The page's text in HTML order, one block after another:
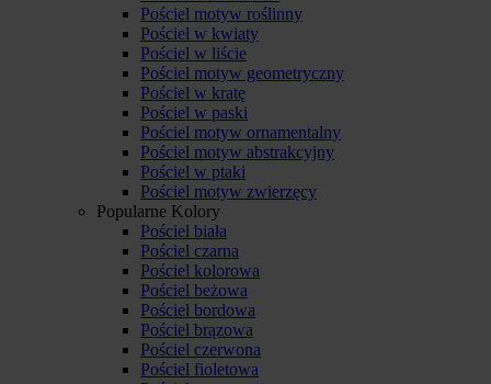
Pościel motyw roślinny
Pościel w kwiaty
Pościel w liście
Pościel motyw geometryczny
Pościel w kratę
Pościel w paski
Pościel motyw ornamentalny
Pościel motyw abstrakcyjny
Pościel w ptaki
Pościel motyw zwierzęcy
Popularne Kolory
Pościel biała
Pościel czarna
Pościel kolorowa
Pościel beżowa
Pościel bordowa
Pościel brązowa
Pościel czerwona
Pościel fioletowa